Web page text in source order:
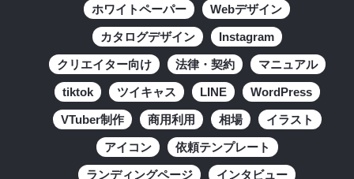
ホワイトペーパー Webデザイン
カタログデザイン Instagram
クリエイター向け 法律・契約 マニュアル
tiktok ツイキャス LINE WordPress
VTuber制作 商用利用 相場 イラスト
アイコン 依頼テンプレート
ランディングページ インタビュー